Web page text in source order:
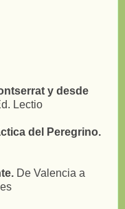
y desde
Lectio
del Peregrino.
De Valencia a